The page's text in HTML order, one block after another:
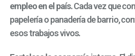
empleo en el país.Cada vez que
papelería o panadería de barrio,
esos trabajos vivos.